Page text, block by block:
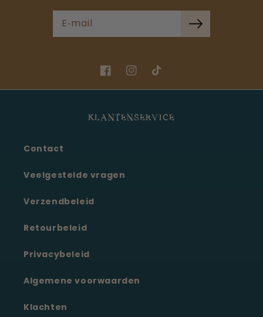
E‑mail
FacebookInstagram
TikTok
KLANTENSERVICE
Contact
Veelgestelde vragen
Verzendbeleid
Retourbeleid
Privacybeleid
Algemene voorwaarden
Klachten